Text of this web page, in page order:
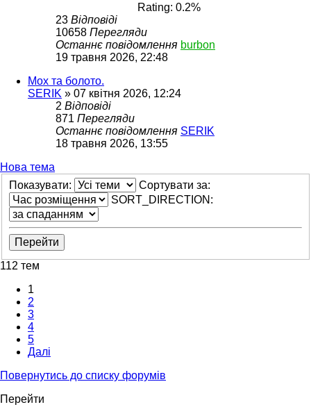
Rating: 0.2%
23 Відповіді
10658 Перегляди
Останнє повідомлення burbon
19 травня 2026, 22:48
Мох та болото.
SERIK » 07 квітня 2026, 12:24
2 Відповіді
871 Перегляди
Останнє повідомлення SERIK
18 травня 2026, 13:55
Нова тема
Показувати:
Сортувати за:
SORT_DIRECTION:
112 тем
1
2
3
4
5
Далі
Повернутись до списку форумів
Перейти